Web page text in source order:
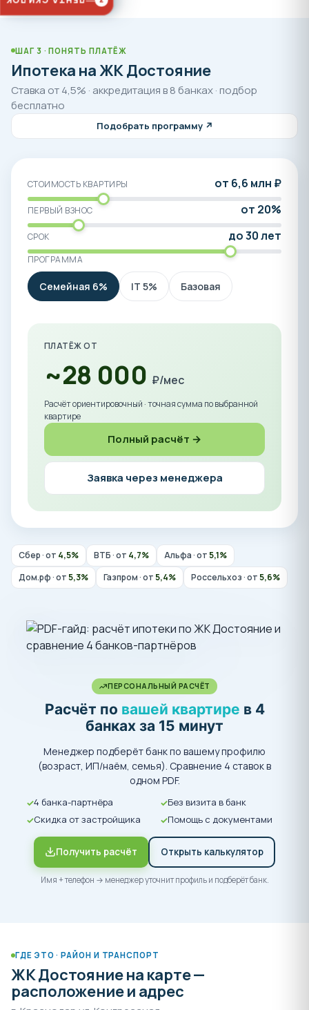
вам с выбором, проконсультируют по ценам и
ШАГ 3 · ПОНЯТЬ ПЛАТЁЖ
Ипотека на ЖК Достояние
Ставка от 4,5% · аккредитация в 8 банках · подбор
бесплатно
Подобрать программу ↗
СТОИМОСТЬ КВАРТИРЫ от 6,6 млн ₽
ПЕРВЫЙ ВЗНОС от 20%
СРОК до 30 лет
ПРОГРАММА
Семейная 6% IT 5% Базовая
ПЛАТЁЖ ОТ
~28 000 ₽/мес
Расчёт ориентировочный · точная сумма по выбранной
квартире
Полный расчёт →
Заявка через менеджера
Сбер · от 4,5% ВТБ · от 4,7% Альфа · от5,1%
Дом.рф · от5,3% Газпром · от5,4% Россельхоз · от5,6%
ПЕРСОНАЛЬНЫЙ РАСЧЁТ
Расчёт по вашей квартире в 4
банках за 15 минут
Менеджер подберёт банк по вашему профилю
(возраст, ИП/наём, семья). Сравнение 4 ставок в
одном PDF.
4 банка-партнёра
Без визита в банк
Скидка от застройщика
Помощь с документами
Получить расчёт Открыть калькулятор
Имя + телефон → менеджер уточнит профиль и подберёт банк.
ГДЕ ЭТО · РАЙОН И ТРАНСПОРТ
ЖК Достояние на карте —
расположение и адрес